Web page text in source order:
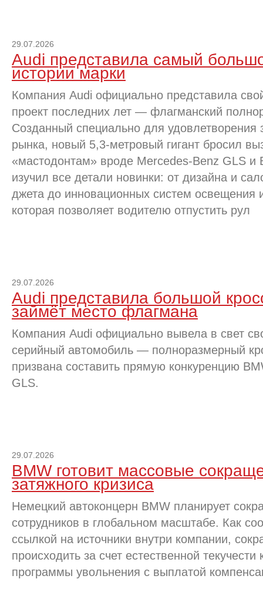
29.07.2026
Audi представила самый
истории марки
Компания Audi официально представила
проект последних лет — флагманский
Созданный специально для удовлетворения
рынка, новый 5,3-метровый гигант бросил
«мастодонтам» вроде Mercedes-Benz GLS
изучил все детали новинки: от дизайна и
джета до инновационных систем освещения
которая позволяет водителю отпустить рул
29.07.2026
Audi представила большой
займёт место флагмана
Компания Audi официально вывела в свет
серийный автомобиль — полноразмерный
призвана составить прямую конкуренцию
GLS.
29.07.2026
BMW готовит массовые
затяжного кризиса
Немецкий автоконцерн BMW планирует
сотрудников в глобальном масштабе. Как
ссылкой на источники внутри компании,
происходить за счет естественной
программы увольнения с выплатой